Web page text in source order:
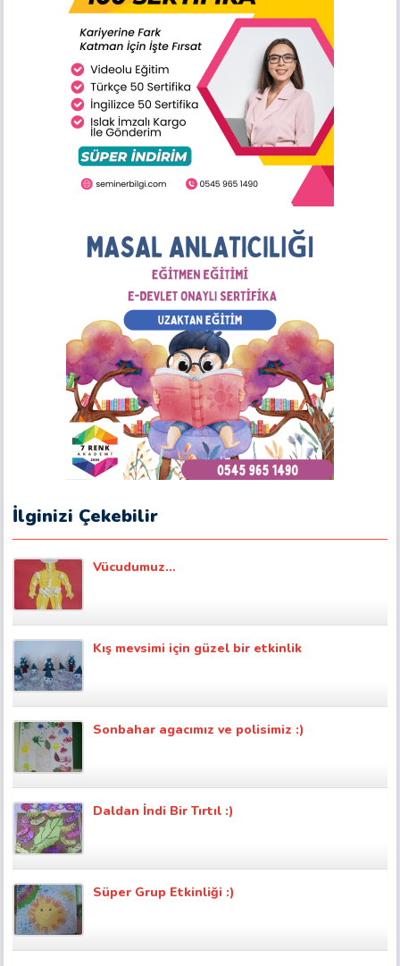
İlginizi Çekebilir
Vücudumuz…
Kış mevsimi için güzel bir etkinlik
Sonbahar agacımız ve polisimiz :)
Daldan İndi Bir Tırtıl :)
Süper Grup Etkinliği :)